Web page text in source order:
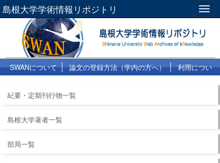
島根大学学術情報リポジトリ
SWANについて 論文の登録方法（学内の方へ）
利用につい
紀要・定期刊行物一覧
島根大学著者一覧
部局一覧